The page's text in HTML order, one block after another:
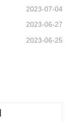
2023-07-04
2023-06-27
2023-06-25